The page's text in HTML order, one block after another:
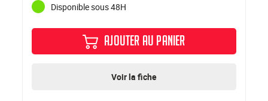
Disponible sous 48H
AJOUTER AU PANIER
Voir la fiche